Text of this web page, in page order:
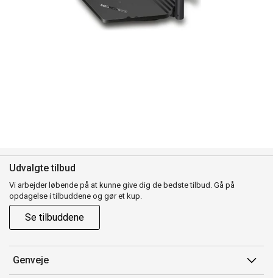
Udvalgte tilbud
Vi arbejder løbende på at kunne give dig de bedste tilbud. Gå på
opdagelse i tilbuddene og gør et kup.
Se tilbuddene
Genveje